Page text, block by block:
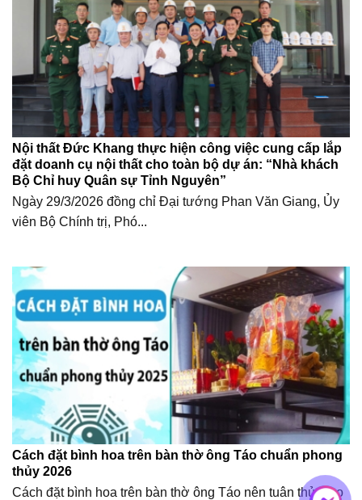
Nội thất Đức Khang thực hiện công việc cung cấp lắp
đặt doanh cụ nội thất cho toàn bộ dự án: “Nhà khách
Bộ Chỉ huy Quân sự Tỉnh Nguyên”
Ngày 29/3/2026 đồng chỉ Đại tướng Phan Văn Giang, Ủy
viên Bộ Chính trị, Phó...
Cách đặt bình hoa trên bàn thờ ông Táo chuẩn phong
thủy 2026
Cách đặt bình hoa trên bàn thờ ông Táo nên tuân thủ theo